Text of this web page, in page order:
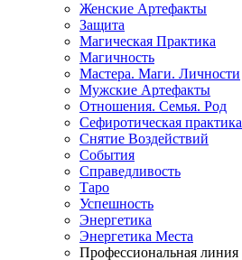
Женские Артефакты
Защита
Магическая Практика
Магичность
Мастера. Маги. Личности
Мужские Артефакты
Отношения. Семья. Род
Сефиротическая практика
Снятие Воздействий
События
Справедливость
Таро
Успешность
Энергетика
Энергетика Места
Профессиональная линия